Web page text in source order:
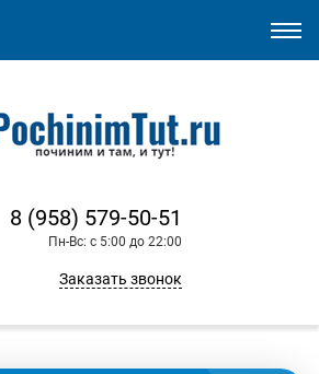
8 (958) 579-50-51
Пн-Вс: с 5:00 до 22:00
Заказать звонок